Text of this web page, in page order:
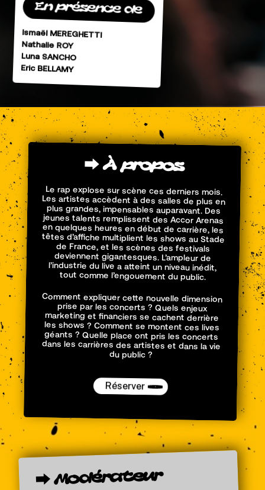
En présence de
Ismaël MEREGHETTI
Nathalie ROY
Luna SANCHO
Eric BELLAMY
⮕ Àpropos
Le rap explose sur scène ces derniers mois.
Les artistes accèdent à des salles de plus en
plus grandes, impensables auparavant. Des
jeunes talents remplissent des Accor Arenas
en quelques heures en début de carrière, les
têtes d’affiche multiplient les shows au Stade
de France, et les scènes des festivals
deviennent gigantesques. L’ampleur de
l’industrie du live a atteint un niveau inédit,
tout comme l’engouement du public.
Comment expliquer cette nouvelle dimension
prise par les concerts ? Quels enjeux
marketing et financiers se cachent derrière
les shows ? Comment se montent ces lives
géants ? Quelle place ont pris les concerts
dans les carrières des artistes et dans la vie
du public ?
Réserver
⮕ Modérateur